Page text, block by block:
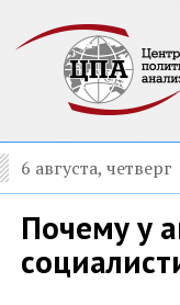
6 августа, четверг
Почему у